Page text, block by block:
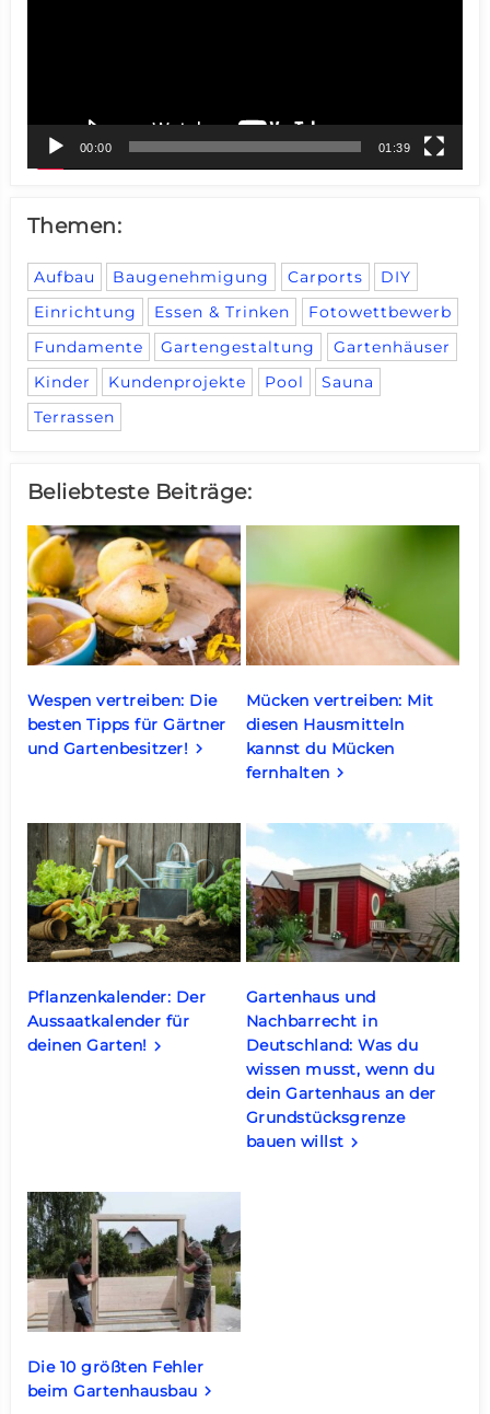
00:00 01:39
Themen:
Aufbau Baugenehmigung Carports
DIY
Einrichtung
Essen & Trinken
Fotowettbewerb
Fundamente
Gartengestaltung
Gartenhäuser
Kinder
Kundenprojekte Pool
Sauna
Terrassen
Beliebteste Beiträge:
Wespen vertreiben: Die
besten Tipps für Gärtner
und Gartenbesitzer! keyboard_arrow_right
Mücken vertreiben: Mit
diesen Hausmitteln
kannst du Mücken
fernhalten keyboard_arrow_right
Pflanzenkalender: Der
Aussaatkalender für
deinen Garten! keyboard_arrow_right
Gartenhaus und
Nachbarrecht in
Deutschland: Was du
wissen musst, wenn du
dein Gartenhaus an der
Grundstücksgrenze
bauen willst keyboard_arrow_right
Die 10 größten Fehler
beim Gartenhausbau keyboard_arrow_right